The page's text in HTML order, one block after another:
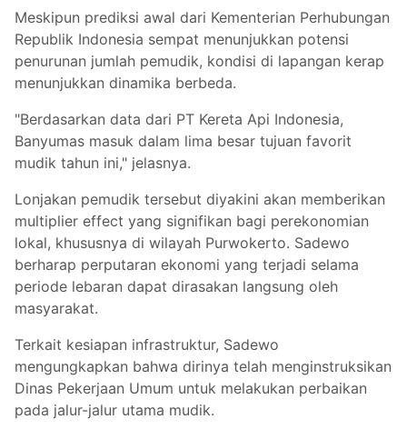
Meskipun prediksi awal dari Kementerian Perhubungan
Republik Indonesia sempat menunjukkan potensi
penurunan jumlah pemudik, kondisi di lapangan kerap
menunjukkan dinamika berbeda.
"Berdasarkan data dari PT Kereta Api Indonesia,
Banyumas masuk dalam lima besar tujuan favorit
mudik tahun ini," jelasnya.
Lonjakan pemudik tersebut diyakini akan memberikan
multiplier effect yang signifikan bagi perekonomian
lokal, khususnya di wilayah Purwokerto. Sadewo
berharap perputaran ekonomi yang terjadi selama
periode lebaran dapat dirasakan langsung oleh
masyarakat.
Terkait kesiapan infrastruktur, Sadewo
mengungkapkan bahwa dirinya telah menginstruksikan
Dinas Pekerjaan Umum untuk melakukan perbaikan
pada jalur-jalur utama mudik.